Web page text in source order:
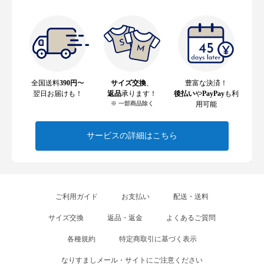
全国送料390円〜
翌日お届けも！
サイズ交換
返品承ります！
※ 一部商品除く
豊富な決済！
後払いやPayPayも利
用可能
サービスの詳細はこちら
ご利用ガイド お支払い 配送・送料
サイズ交換 返品・返金 よくあるご質問
各種規約 特定商取引に基づく表示
なりすましメール・サイトにご注意ください